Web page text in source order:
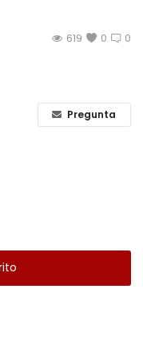
0
0
619
Pregunta